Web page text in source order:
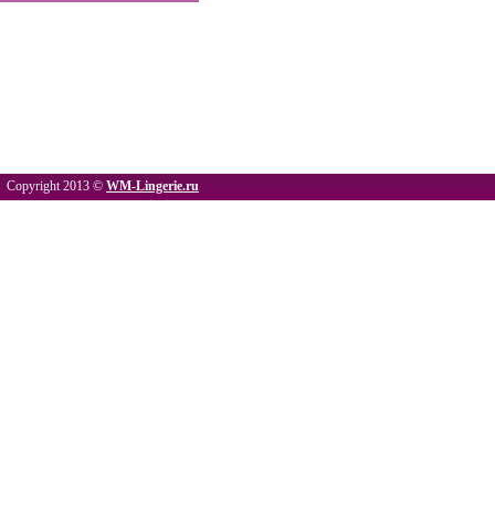
Copyright 2013 © WM-Lingerie.ru